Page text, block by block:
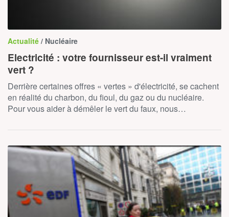
Actualité / Nucléaire
Electricité : votre fournisseur est-il vraiment
vert ?
Derrière certaines offres « vertes » d'électricité, se cachent
en réalité du charbon, du fioul, du gaz ou du nucléaire.
Pour vous aider à démêler le vert du faux, nous…